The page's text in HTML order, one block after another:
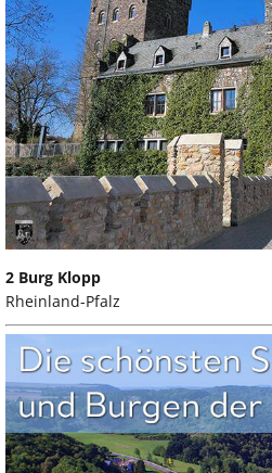
2 Burg Klopp
Rheinland-Pfalz